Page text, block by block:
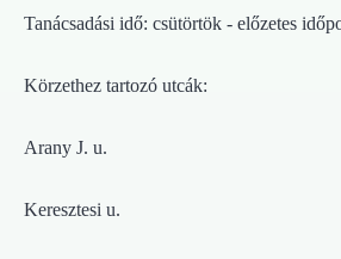
Tanácsadási idő: csütörtök - előzetes
Körzethez tartozó utcák:
Arany J. u.
Keresztesi u.